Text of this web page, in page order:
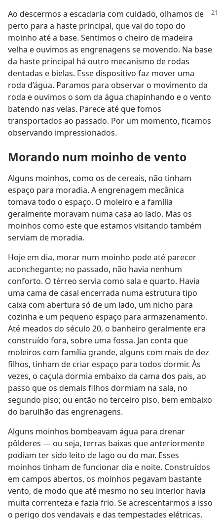
Ao descermos a escadaria com cuidado, olhamos de
perto para a haste principal, que vai do topo do
moinho até a base. Sentimos o cheiro de madeira
velha e ouvimos as engrenagens se movendo. Na base
da haste principal há outro mecanismo de rodas
dentadas e bielas. Esse dispositivo faz mover uma
roda d’água. Paramos para observar o movimento da
roda e ouvimos o som da água chapinhando e o vento
batendo nas velas. Parece até que fomos
transportados ao passado. Por um momento, ficamos
observando impressionados.
Morando num moinho de vento
Alguns moinhos, como os de cereais, não tinham
espaço para moradia. A engrenagem mecânica
tomava todo o espaço. O moleiro e a família
geralmente moravam numa casa ao lado. Mas os
moinhos como este que estamos visitando também
serviam de moradia.
Hoje em dia, morar num moinho pode até parecer
aconchegante; no passado, não havia nenhum
conforto. O térreo servia como sala e quarto. Havia
uma cama de casal encerrada numa estrutura tipo
caixa com abertura só de um lado, um nicho para
cozinha e um pequeno espaço para armazenamento.
Até meados do século 20, o banheiro geralmente era
construído fora, sobre uma fossa. Jan conta que
moleiros com família grande, alguns com mais de dez
filhos, tinham de criar espaço para todos dormir. Às
vezes, o caçula dormia embaixo da cama dos pais, ao
passo que os demais filhos dormiam na sala, no
segundo piso; ou então no terceiro piso, bem embaixo
do barulhão das engrenagens.
Alguns moinhos bombeavam água para drenar
pôlderes — ou seja, terras baixas que anteriormente
podiam ter sido leito de lago ou do mar. Esses
moinhos tinham de funcionar dia e noite. Construídos
em campos abertos, os moinhos pegavam bastante
vento, de modo que até mesmo no seu interior havia
muita correnteza e fazia frio. Se acrescentarmos a isso
o perigo dos vendavais e das tempestades elétricas,